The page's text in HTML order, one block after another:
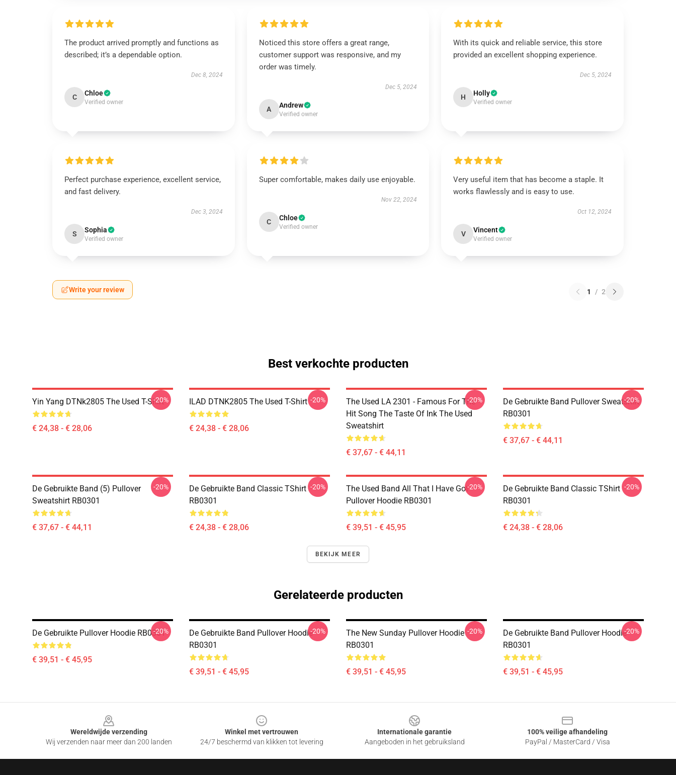
The product arrived promptly and functions as
described; it’s a dependable option.
Dec 8, 2024
C Chloe
Verified owner
Noticed this store offers a great range,
customer support was responsive, and my
order was timely.
Dec 5, 2024
A Andrew
Verified owner
With its quick and reliable service, this store
provided an excellent shopping experience.
Dec 5, 2024
H Holly
Verified owner
Perfect purchase experience, excellent service,
and fast delivery.
Dec 3, 2024
S Sophia
Verified owner
Super comfortable, makes daily use enjoyable.
Nov 22, 2024
C Chloe
Verified owner
Very useful item that has become a staple. It
works flawlessly and is easy to use.
Oct 12, 2024
V Vincent
Verified owner
Write your review 1 / 2
Best verkochte producten
Yin Yang DTNk2805 The Used T-Shirt
€ 24,38 - € 28,06
-20% ILAD DTNK2805 The Used T-Shirt
€ 24,38 - € 28,06
-20%
The Used LA 2301 - Famous For The
Hit Song The Taste Of Ink The Used
Sweatshirt
€ 37,67 - € 44,11
-20%
De Gebruikte Band Pullover Sweatshirt
RB0301
€ 37,67 - € 44,11
-20%
De Gebruikte Band (5) Pullover
Sweatshirt RB0301
€ 37,67 - € 44,11
-20%
De Gebruikte Band Classic TShirt
RB0301
€ 24,38 - € 28,06
-20%
The Used Band All That I Have Got
Pullover Hoodie RB0301
€ 39,51 - € 45,95
-20%
De Gebruikte Band Classic TShirt
RB0301
€ 24,38 - € 28,06
-20%
BEKIJK MEER
Gerelateerde producten
De Gebruikte Pullover Hoodie RB0301
€ 39,51 - € 45,95
-20%
De Gebruikte Band Pullover Hoodie
RB0301
€ 39,51 - € 45,95
-20%
The New Sunday Pullover Hoodie
RB0301
€ 39,51 - € 45,95
-20%
De Gebruikte Band Pullover Hoodie
RB0301
€ 39,51 - € 45,95
-20%
Wereldwijde verzending
Wij verzenden naar meer dan 200 landen
Winkel met vertrouwen
24/7 beschermd van klikken tot levering
Internationale garantie
Aangeboden in het gebruiksland
100% veilige afhandeling
PayPal / MasterCard / Visa